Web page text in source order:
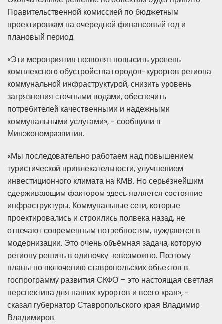
Правительственной комиссией по бюджетным
проектировкам на очередной финансовый год и
плановый период.
«Эти мероприятия позволят повысить уровень
комплексного обустройства городов-курортов региона
коммунальной инфраструктурой, снизить уровень
загрязнения сточными водами, обеспечить
потребителей качественными и надежными
коммунальными услугами», - сообщили в
Минэкономразвития.
«Мы последовательно работаем над повышением
туристической привлекательности, улучшением
инвестиционного климата на КМВ. Но серьёзнейшим
сдерживающим фактором здесь является состояние
инфраструктуры. Коммунальные сети, которые
проектировались и строились полвека назад, не
отвечают современным потребностям, нуждаются в
модернизации. Это очень объёмная задача, которую
региону решить в одиночку невозможно. Поэтому
планы по включению ставропольских объектов в
госпрограмму развития СКФО – это настоящая светлая
перспектива для наших курортов и всего края», -
сказал губернатор Ставропольского края Владимир
Владимиров.